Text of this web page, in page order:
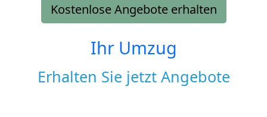
Kostenlose Angebote erhalten
Ihr Umzug
Erhalten Sie jetzt Angebote